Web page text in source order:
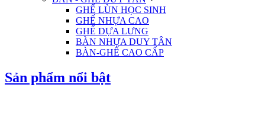
GHẾ LÙN HỌC SINH
GHẾ NHỰA CAO
GHẾ DỰA LƯNG
BÀN NHỰA DUY TÂN
BÀN-GHẾ CAO CẤP
Sản phẩm nổi bật